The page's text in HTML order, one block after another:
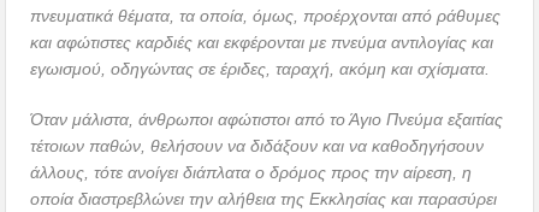
πνευματικά θέματα, τα οποία, όμως, προέρχονται από ράθυμες
και αφώτιστες καρδιές και εκφέρονται με πνεύμα αντιλογίας και
εγωισμού, οδηγώντας σε έριδες, ταραχή, ακόμη και σχίσματα.
Όταν μάλιστα, άνθρωποι αφώτιστοι από το Άγιο Πνεύμα εξαιτίας
τέτοιων παθών, θελήσουν να διδάξουν και να καθοδηγήσουν
άλλους, τότε ανοίγει διάπλατα ο δρόμος προς την αίρεση, η
οποία διαστρεβλώνει την αλήθεια της Εκκλησίας και παρασύρει